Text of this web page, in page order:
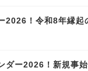
2026！令和8年縁起
ダー2026！新規事